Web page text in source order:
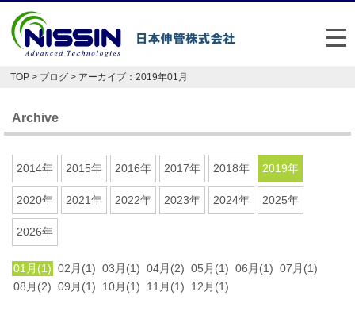
メ
日本伸管の強み
お悩み解決事例
企業情報
FAQ
TOP > ブログ > アーカイブ：2019年01月
Archive
2014年 2015年 2016年 2017年 2018年 2019年
2020年 2021年 2022年 2023年 2024年 2025年
2026年
01月(1) 02月(1) 03月(1) 04月(2) 05月(1) 06月(1) 07月(1)
08月(2) 09月(1) 10月(1) 11月(1) 12月(1)